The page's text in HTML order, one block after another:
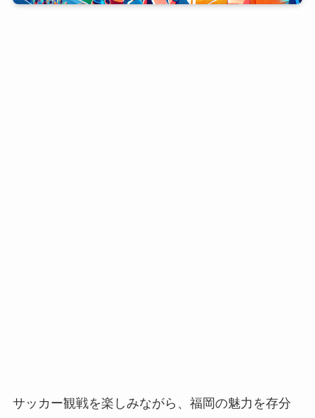
サッカー観戦を楽しみながら、福岡の魅力を存分